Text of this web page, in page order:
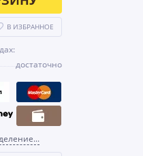
В ИЗБРАННОЕ
достаточно